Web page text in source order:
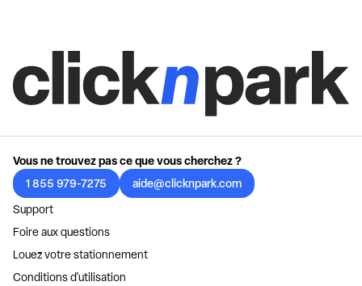
Vous ne trouvez pas ce que vous cherchez ?
1 855 979-7275
aide@clicknpark.com
Support
Foire aux questions
Louez votre stationnement
Conditions d'utilisation